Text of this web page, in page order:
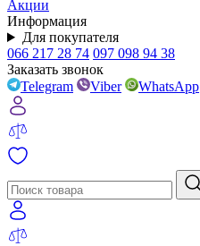
Акции
Информация
Для покупателя
066 217 28 74 097 098 94 38
Заказать звонок
Telegram
Viber WhatsApp